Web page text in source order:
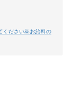
ください🙇お給料の